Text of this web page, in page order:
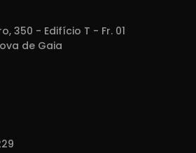
350 - Edifício T - Fr. 01
de Gaia